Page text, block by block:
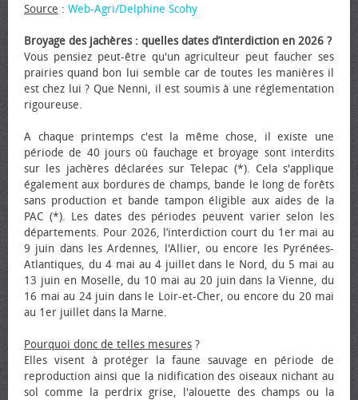
Source : Web-Agri/Delphine Scohy
Broyage des jachères : quelles dates d’interdiction en 2026 ?
Vous pensiez peut-être qu'un agriculteur peut faucher ses
prairies quand bon lui semble car de toutes les manières il
est chez lui ? Que Nenni, il est soumis à une réglementation
rigoureuse.
A chaque printemps c'est la même chose, il existe une
période de 40 jours où fauchage et broyage sont interdits
sur les jachères déclarées sur Telepac (*). Cela s'applique
également aux bordures de champs, bande le long de forêts
sans production et bande tampon éligible aux aides de la
PAC (*). Les dates des périodes peuvent varier selon les
départements. Pour 2026, l’interdiction court du 1er mai au
9 juin dans les Ardennes, l'Allier, ou encore les Pyrénées-
Atlantiques, du 4 mai au 4 juillet dans le Nord, du 5 mai au
13 juin en Moselle, du 10 mai au 20 juin dans la Vienne, du
16 mai au 24 juin dans le Loir-et-Cher, ou encore du 20 mai
au 1er juillet dans la Marne.
Pourquoi donc de telles mesures ?
Elles visent à protéger la faune sauvage en période de
reproduction ainsi que la nidification des oiseaux nichant au
sol comme la perdrix grise, l'alouette des champs ou la